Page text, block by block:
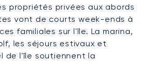
propriétés privées aux abords
vont de courts week-ends à
familiales sur l'île. La marina,
les séjours estivaux et
de l'île soutiennent la